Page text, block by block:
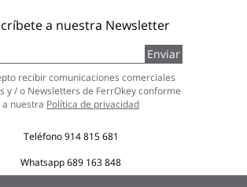
a nuestra Newsletter
Enviar
recibir comunicaciones comerciales
y / o Newsletters de FerrOkey conforme
a nuestra Política de privacidad
Teléfono914 815 681
Whatsapp689 163 848